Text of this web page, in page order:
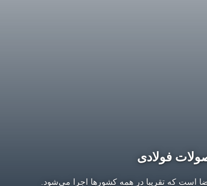
فولادی
است که تقریبا در همه کشورها اجرا می‌شود.